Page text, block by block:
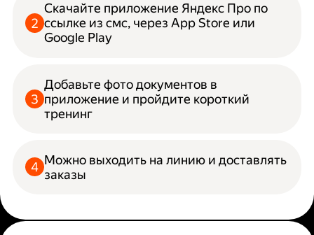
Скачайте приложение Яндекс Про по
ссылке из смс, через App Store или
Google Play
Добавьте фото документов в
приложение и пройдите короткий
тренинг
Можно выходить на линию и доставлять
заказы